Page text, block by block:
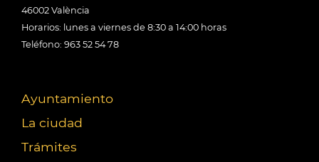
46002 València
Horarios: lunes a viernes de 8:30 a 14:00 horas
Teléfono: 963 52 54 78
Ayuntamiento
La ciudad
Trámites